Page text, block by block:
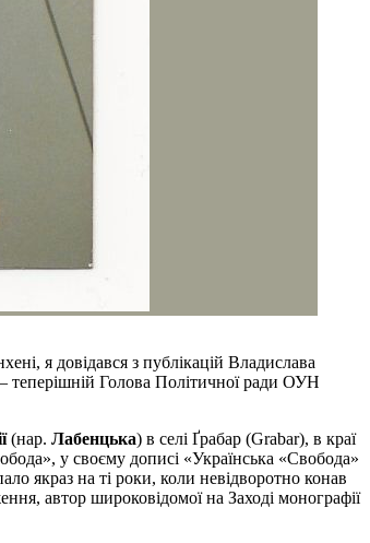
я довідався з публікацій Владислава
теперішній Голова Політичної ради ОУН
(нар. Лабенцька) в селі Ґрабар (Grabar), в краї
у своєму дописі «Українська «Свобода»
якраз на ті роки, коли невідворотно конав
автор широковідомої на Заході монографії